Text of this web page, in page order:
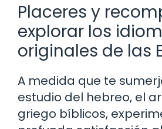
Placeres y
explorar los
originales de las
A medida que te
estudio del hebreo, el
griego bíblicos,